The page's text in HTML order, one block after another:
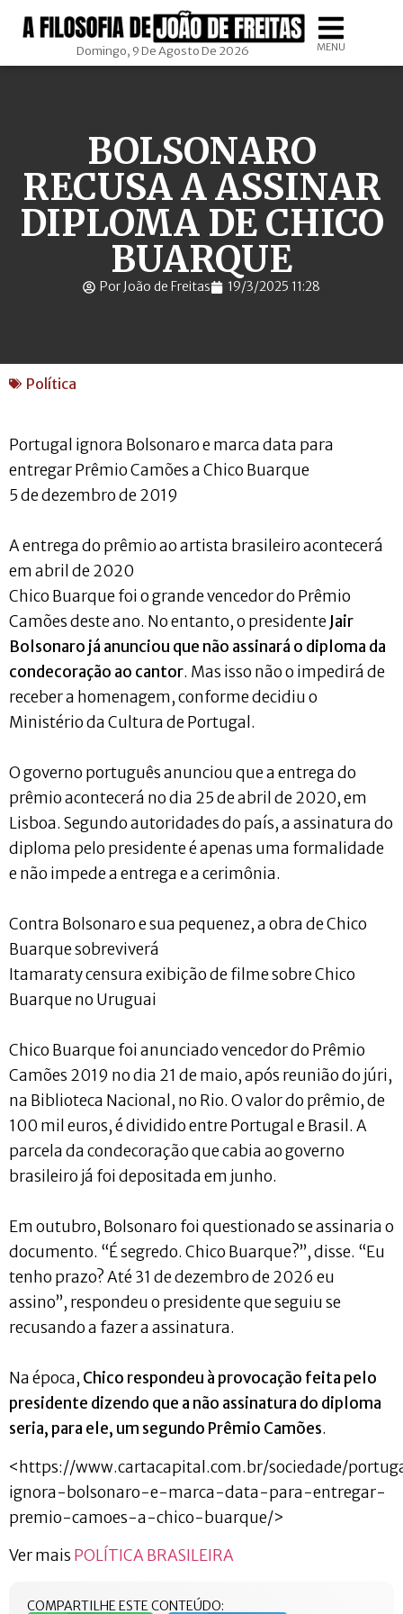
Domingo, 9 De Agosto De 2026 MENU
BOLSONARO
RECUSA A ASSINAR
DIPLOMA DE CHICO
BUARQUE
Por João de Freitas 19/3/2025 11:28
Política
Portugal ignora Bolsonaro e marca data para
entregar Prêmio Camões a Chico Buarque
5 de dezembro de 2019
A entrega do prêmio ao artista brasileiro acontecerá
em abril de 2020
Chico Buarque foi o grande vencedor do Prêmio
Camões deste ano. No entanto, o presidenteJair
Bolsonaro já anunciou que não assinará o diploma da
condecoração ao cantor. Mas isso não o impedirá de
receber a homenagem, conforme decidiu o
Ministério da Cultura de Portugal.
O governo português anunciou que a entrega do
prêmio acontecerá no dia 25 de abril de 2020, em
Lisboa. Segundo autoridades do país, a assinatura do
diploma pelo presidente é apenas uma formalidade
e não impede a entrega e a cerimônia.
Contra Bolsonaro e sua pequenez, a obra de Chico
Buarque sobreviverá
Itamaraty censura exibição de filme sobre Chico
Buarque no Uruguai
Chico Buarque foi anunciado vencedor do Prêmio
Camões 2019 no dia 21 de maio, após reunião do júri,
na Biblioteca Nacional, no Rio. O valor do prêmio, de
100 mil euros, é dividido entre Portugal e Brasil. A
parcela da condecoração que cabia ao governo
brasileiro já foi depositada em junho.
Em outubro, Bolsonaro foi questionado se assinaria o
documento. “É segredo. Chico Buarque?”, disse. “Eu
tenho prazo? Até 31 de dezembro de 2026 eu
assino”, respondeu o presidente que seguiu se
recusando a fazer a assinatura.
Na época, Chico respondeu à provocação feita pelo
presidente dizendo que a não assinatura do diploma
seria, para ele, um segundo Prêmio Camões.
<https://www.cartacapital.com.br/sociedade/
ignora-bolsonaro-e-marca-data-para-entregar-
premio-camoes-a-chico-buarque/>
Ver mais POLÍTICA BRASILEIRA
COMPARTILHE ESTE CONTEÚDO: